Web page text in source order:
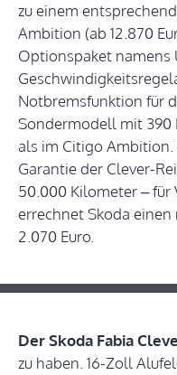
zu einem
Ambition (ab 12.870
Optionspaket namens
Notbremsfunktion für
Sondermodell mit 390
als im Citigo
Garantie der Clever-
50.000 Kilometer – für
errechnet Skoda
2.070 Euro.
Der Skoda Fabia
zu haben. 16-Zoll